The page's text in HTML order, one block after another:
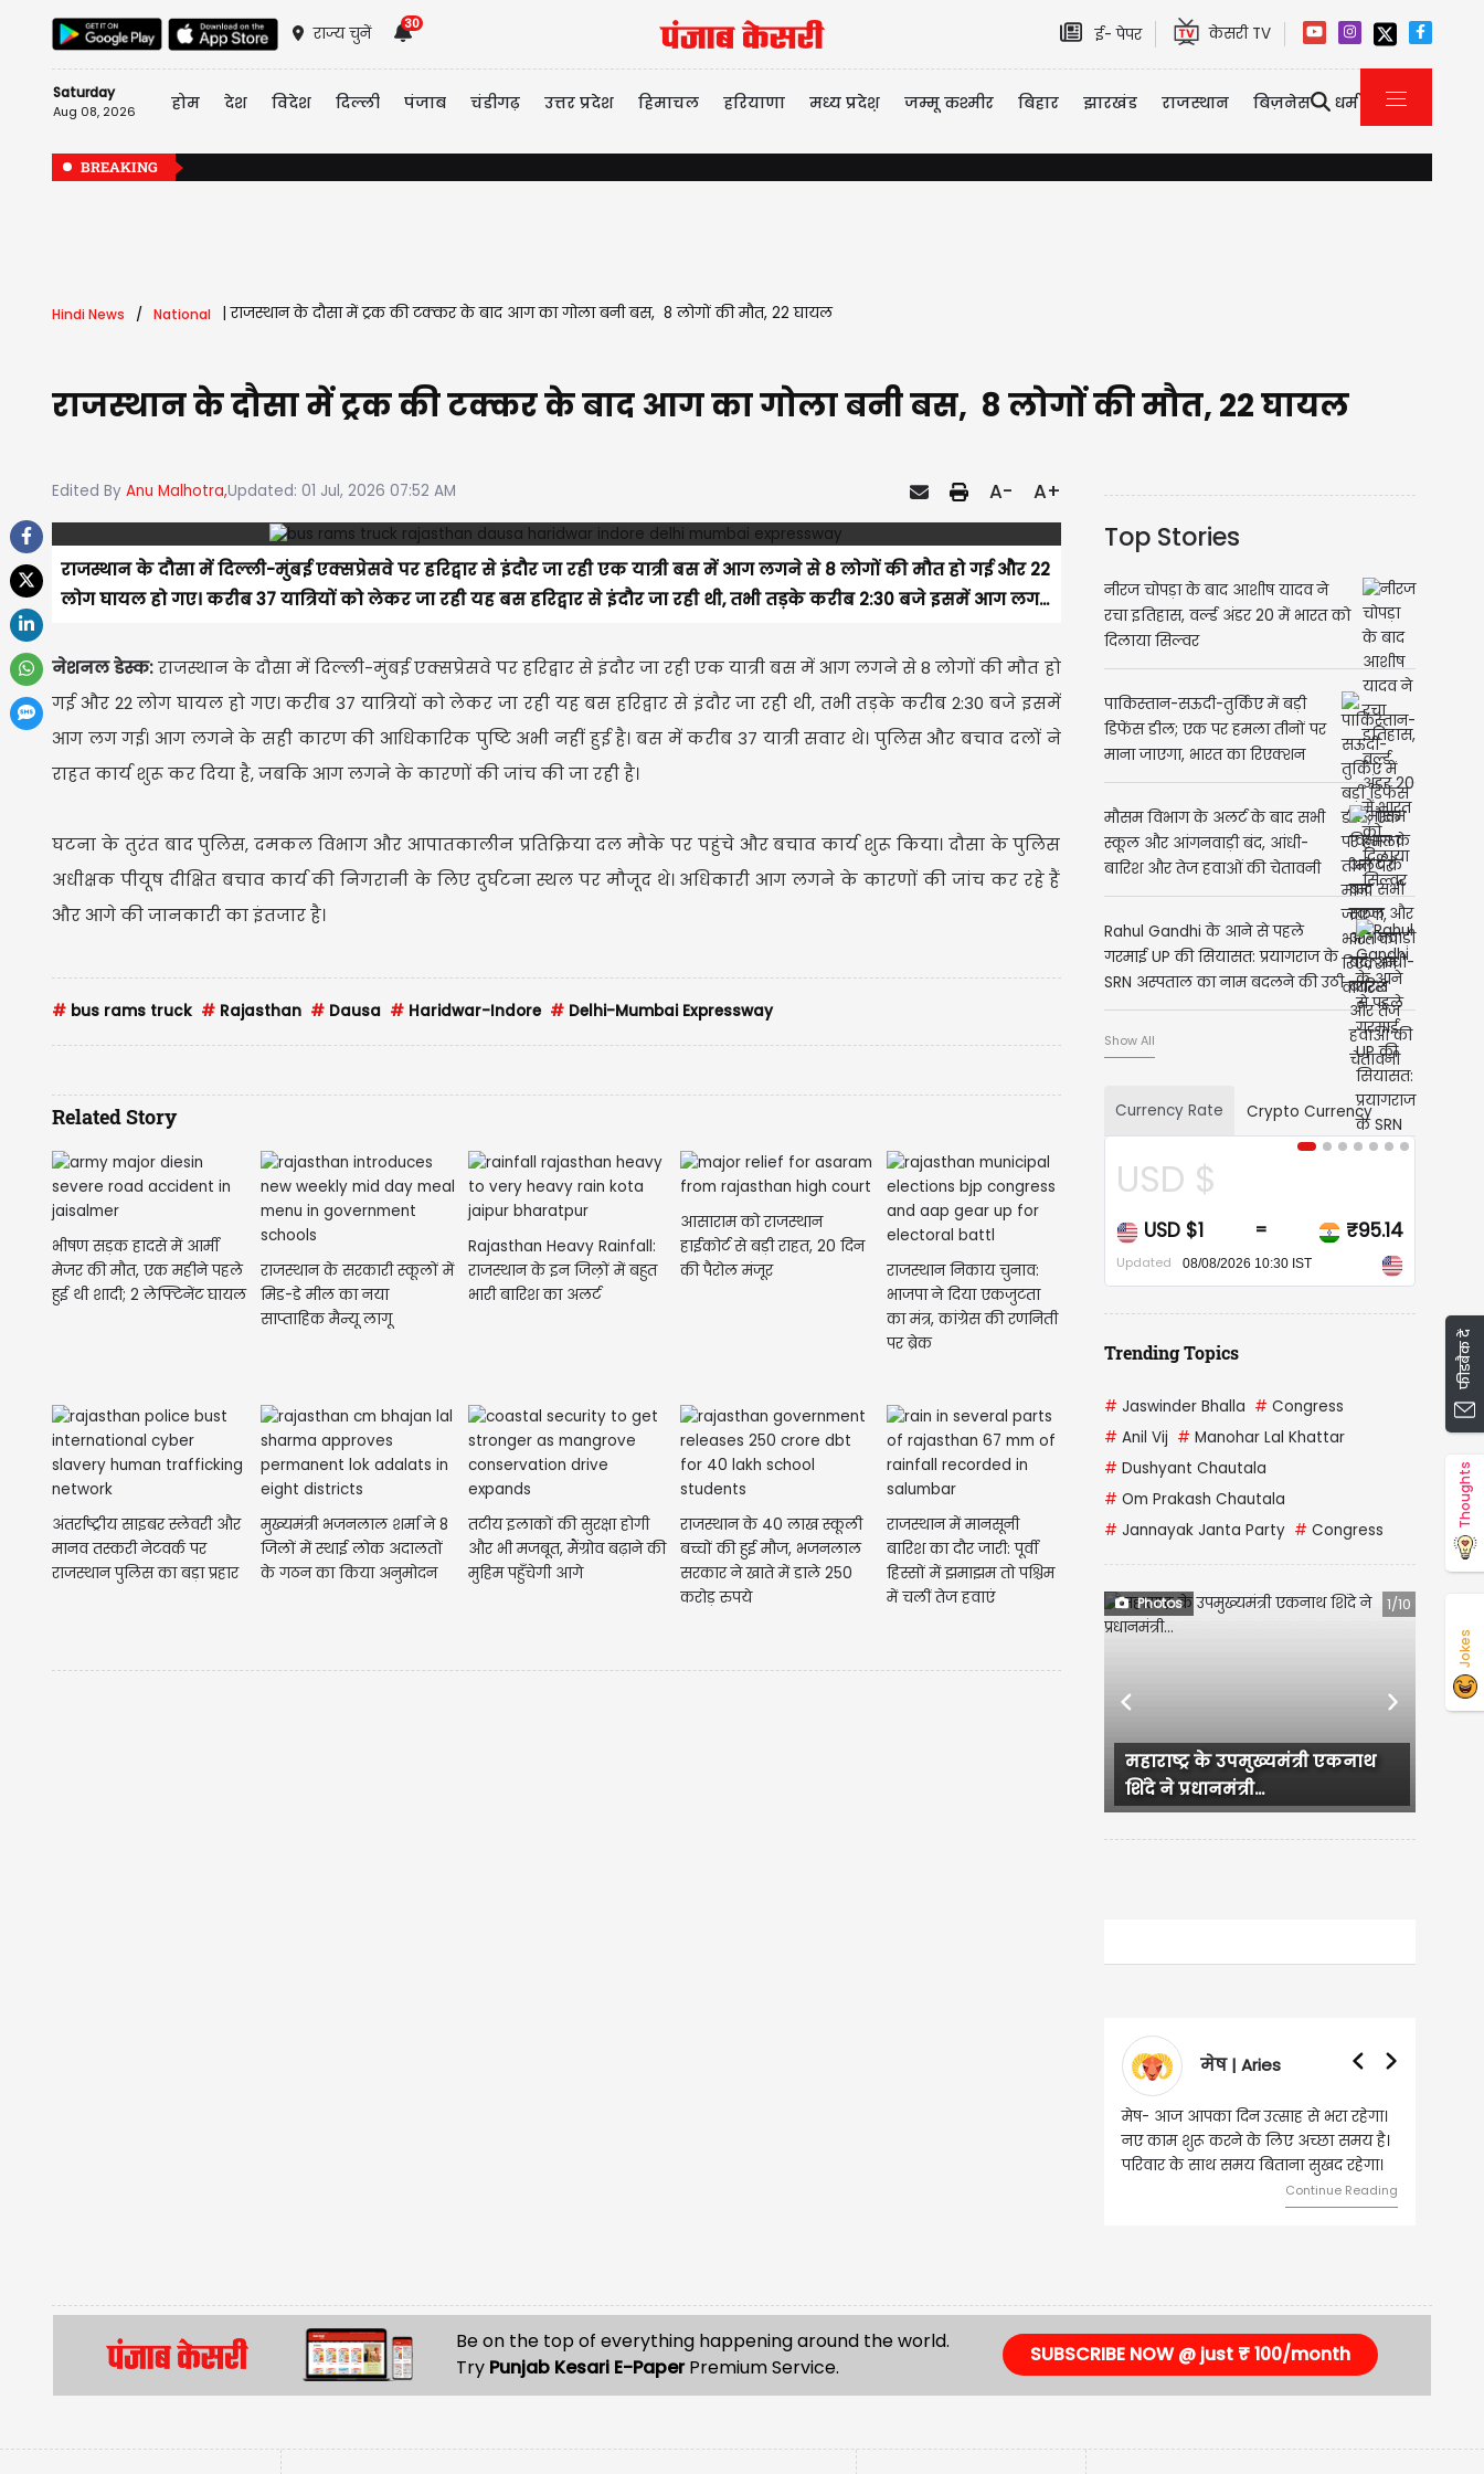
राज्य चुनें
30
ई- पेपर केसरी TV
Saturday
Aug 08, 2026 होम देश विदेश दिल्ली पंजाब चंडीगढ़ उत्तर प्रदेश हिमाचल हरियाणा मध्य प्रदेश़ जम्मू कश्मीर बिहार झारखंड राजस्थान बिज़नेस धर्म
BREAKING
Hindi News National |राजस्थान के दौसा में ट्रक की टक्कर के बाद आग का गोला बनी बस, 8 लोगों की मौत, 22 घायल
राजस्थान के दौसा में ट्रक की टक्कर के बाद आग का गोला बनी बस, 8 लोगों की मौत, 22 घायल
Edited By Anu Malhotra,Updated: 01 Jul, 2026 07:52 AM A- A+
राजस्थान के दौसा में दिल्ली-मुंबई एक्सप्रेसवे पर हरिद्वार से इंदौर जा रही एक यात्री बस में आग लगने से 8 लोगों की मौत हो गई और 22
लोग घायल हो गए। करीब 37 यात्रियों को लेकर जा रही यह बस हरिद्वार से इंदौर जा रही थी, तभी तड़के करीब 2:30 बजे इसमें आग लग...
नेशनल डेस्क:राजस्थान के दौसा में दिल्ली-मुंबई एक्सप्रेसवे पर हरिद्वार से इंदौर जा रही एक यात्री बस में आग लगने से 8 लोगों की मौत हो
गई और 22 लोग घायल हो गए। करीब 37 यात्रियों को लेकर जा रही यह बस हरिद्वार से इंदौर जा रही थी, तभी तड़के करीब 2:30 बजे इसमें
आग लग गई। आग लगने के सही कारण की आधिकारिक पुष्टि अभी नहीं हुई है। बस में करीब 37 यात्री सवार थे। पुलिस और बचाव दलों ने
राहत कार्य शुरू कर दिया है, जबकि आग लगने के कारणों की जांच की जा रही है।
घटना के तुरंत बाद पुलिस, दमकल विभाग और आपातकालीन प्रतिक्रिया दल मौके पर पहुंचे और बचाव कार्य शुरू किया। दौसा के पुलिस
अधीक्षक पीयूष दीक्षित बचाव कार्य की निगरानी के लिए दुर्घटना स्थल पर मौजूद थे। अधिकारी आग लगने के कारणों की जांच कर रहे हैं
और आगे की जानकारी का इंतजार है।
# bus rams truck # Rajasthan # Dausa # Haridwar-Indore # Delhi-Mumbai Expressway
Related Story
भीषण सड़क हादसे में आर्मी
मेजर की मौत, एक महीने पहले
हुई थी शादी; 2 लेफ्टिनेंट घायल
राजस्थान के सरकारी स्कूलों में
मिड-डे मील का नया
साप्ताहिक मैन्यू लागू
Rajasthan Heavy Rainfall:
राजस्थान के इन जिल़ों में बहुत
भारी बारिश का अलर्ट
आसाराम को राजस्थान
हाईकोर्ट से बड़ी राहत, 20 दिन
की पैरोल मंजूर
राजस्थान निकाय चुनाव:
भाजपा ने दिया एकजुटता
का मंत्र, कांग्रेस की रणनिती
पर ब्रेक
अंतर्राष्ट्रीय साइबर स्लेवरी और
मानव तस्करी नेटवर्क पर
राजस्थान पुलिस का बड़ा प्रहार
मुख्यमंत्री भजनलाल शर्मा ने 8
जिलों में स्थाई लोक अदालतों
के गठन का किया अनुमोदन
तटीय इलाकों की सुरक्षा होगी
और भी मजबूत, मैंग्रोव बढ़ाने की
मुहिम पहुँचेगी आगे
राजस्थान के 40 लाख स्कूली
बच्चों की हुई मौज, भजनलाल
सरकार ने खाते में डाले 250
करोड़ रुपये
राजस्थान में मानसूनी
बारिश का दौर जारी: पूर्वी
हिस्सों में झमाझम तो पश्चिम
में चलीं तेज हवाएं
Top Stories
नीरज चोपड़ा के बाद आशीष यादव ने
रचा इतिहास, वर्ल्ड अंडर 20 में भारत को
दिलाया सिल्वर
पाकिस्तान-सऊदी-तुर्किए में बड़ी
डिफेंस डील; एक पर हमला तीनों पर
माना जाएगा, भारत का रिएक्शन
वायरल
मौसम विभाग के अलर्ट के बाद सभी
स्कूल और आंगनवाड़ी बंद, आंधी-
बारिश और तेज हवाओं की चेतावनी
Rahul Gandhi के आने से पहले
गरमाई UP की सियासत: प्रयागराज के
SRN अस्पताल का नाम बदलने की उठी
मांग, लगे पोस्टर्स
Show All
Currency Rate Crypto Currency
USD $
USD $1 = ₹95.14
Updated 08/08/2026 10:30 IST
Trending Topics
# Jaswinder Bhalla # Congress
# Anil Vij # Manohar Lal Khattar
# Dushyant Chautala
# Om Prakash Chautala
# Jannayak Janta Party # Congress
Photos 1/10
महाराष्ट्र के उपमुख्यमंत्री एकनाथ
शिंदे ने प्रधानमंत्री...
Previous Next
मेष | Aries
मेष- आज आपका दिन उत्साह से भरा रहेगा।
नए काम शुरू करने के लिए अच्छा समय है।
परिवार के साथ समय बिताना सुखद रहेगा।
Continue Readingमेलजोल
समझकर...
Be on the top of everything happening around the world.
SUBSCRIBE NOW @ just ₹ 100/month
फीडबैक दें
Thoughts
Jokes